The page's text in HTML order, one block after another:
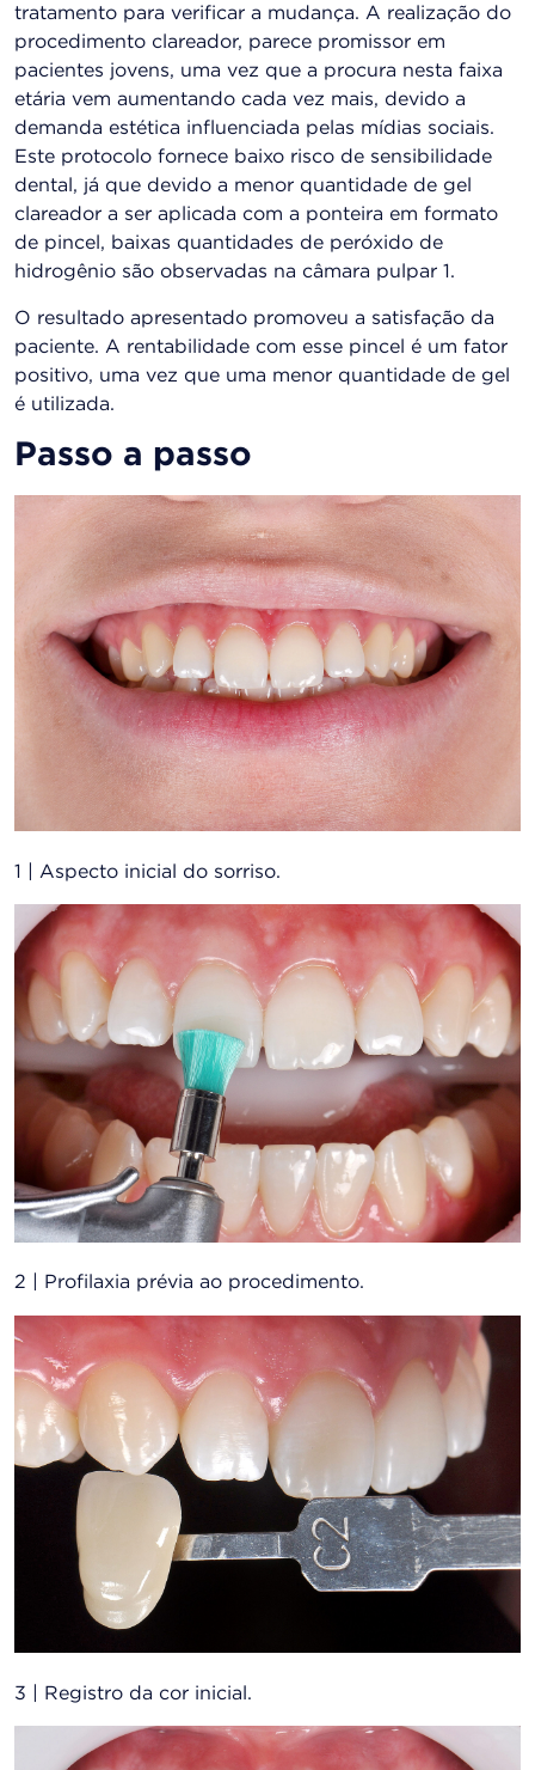
tratamento para verificar a mudança. A realização do
procedimento clareador, parece promissor em
pacientes jovens, uma vez que a procura nesta faixa
etária vem aumentando cada vez mais, devido a
demanda estética influenciada pelas mídias sociais.
Este protocolo fornece baixo risco de sensibilidade
dental, já que devido a menor quantidade de gel
clareador a ser aplicada com a ponteira em formato
de pincel, baixas quantidades de peróxido de
hidrogênio são observadas na câmara pulpar 1.
O resultado apresentado promoveu a satisfação da
paciente. A rentabilidade com esse pincel é um fator
positivo, uma vez que uma menor quantidade de gel
é utilizada.
Passo a passo
1 | Aspecto inicial do sorriso.
2 | Profilaxia prévia ao procedimento.
3 | Registro da cor inicial.